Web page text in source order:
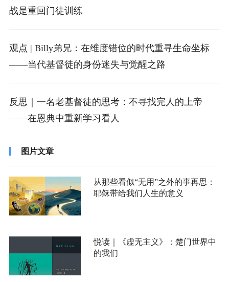
战是重回门徒训练
观点 | Billy弟兄：在维度错位的时代重寻生命坐标
——当代基督徒的身份迷失与觉醒之路
反思｜一名老基督徒的思考：不寻找完人的上帝
——在恩典中重新学习看人
图片文章
从那些看似“无用”之外的事再思：
耶稣带给我们人生的意义
悦读｜《虚无主义》：楚门世界中
的我们